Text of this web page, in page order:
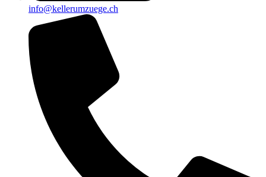
info@kellerumzuege.ch